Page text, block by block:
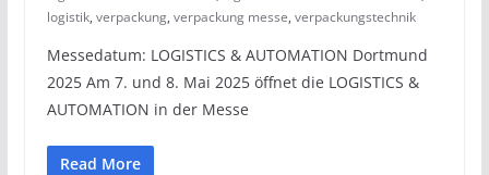
logistik, verpackung, verpackung messe, verpackungstechnik
Messedatum: LOGISTICS & AUTOMATION Dortmund
2025 Am 7. und 8. Mai 2025 öffnet die LOGISTICS &
AUTOMATION in der Messe
Read More